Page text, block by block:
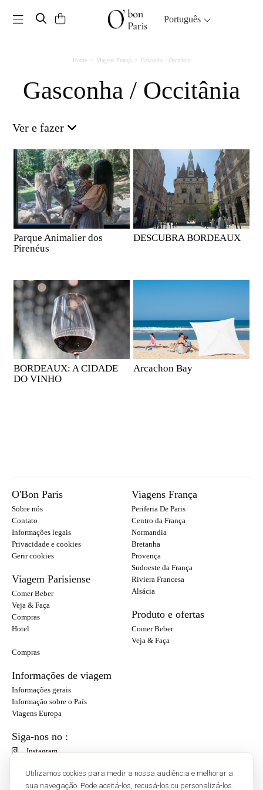
Utilizamos cookies para medir a nossa audiência e melhorar a
sua navegação. Pode aceitá-los, recusá-los ou personalizá-los.
Toggle navigation Português
Home Viagens França Gasconha / Occitânia
Gasconha / Occitânia
Ver e fazer
Parque Animalier dos
Pirenéus
DESCUBRA BORDEAUX
BORDEAUX: A CIDADE
DO VINHO
Arcachon Bay
O'Bon Paris
Sobre nós
Contato
Informações legais
Privacidade e cookies
Gerir cookies
Viagem Parisiense
Comer Beber
Veja & Faça
Compras
Hotel
Viagens França
Periferia De Paris
Centro da França
Normandia
Bretanha
Provença
Sudoeste da França
Riviera Francesa
Alsácia
Produto e ofertas
Comer Beber
Veja & Faça
Compras
Informações de viagem
Informações gerais
Informação sobre o País
Viagens Europa
Siga-nos no :
Instagram